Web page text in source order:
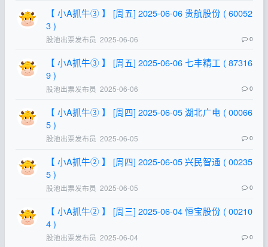
【 小A抓牛③ 】 [周五] 2025-06-06 贵航股份 ( 60052
3 )
股池出票发布员 2025-06-06 0
【 小A抓牛③ 】 [周五] 2025-06-06 七丰精工 ( 87316
9 )
股池出票发布员 2025-06-06 0
【 小A抓牛③ 】 [周四] 2025-06-05 湖北广电 ( 00066
5 )
股池出票发布员 2025-06-05 0
【 小A抓牛② 】 [周四] 2025-06-05 兴民智通 ( 00235
5 )
股池出票发布员 2025-06-05 0
【 小A抓牛② 】 [周三] 2025-06-04 恒宝股份 ( 00210
4 )
股池出票发布员 2025-06-04 0